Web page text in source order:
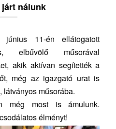
nálunk
11-én ellátogatott
elbűvölő műsorával
akik aktívan segítették a
még az igazgató urat is
látványos műsorába.
még most is ámulunk.
élményt!